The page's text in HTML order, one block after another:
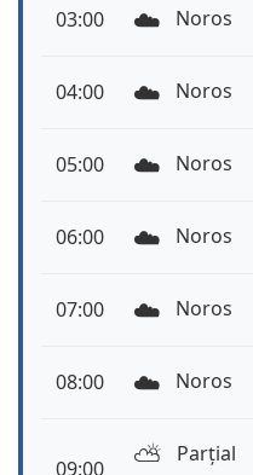
03:00 ☁️ Noros
04:00 ☁️ Noros
05:00 ☁️ Noros
06:00 ☁️ Noros
07:00 ☁️ Noros
08:00 ☁️ Noros
09:00 ⛅️
Parțial